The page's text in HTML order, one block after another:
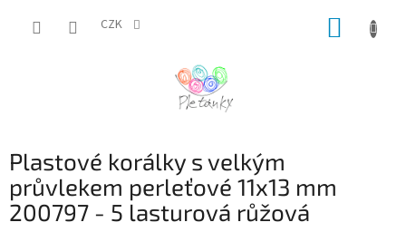
CZK
Plastové korálky s velkým
průvlekem perleťové 11x13 mm
200797 - 5 lasturová růžová